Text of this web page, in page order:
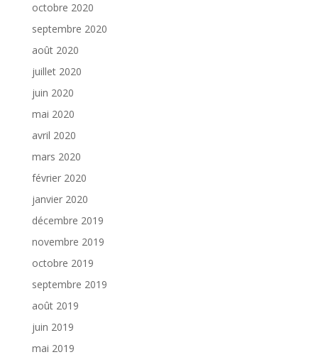
octobre 2020
septembre 2020
août 2020
juillet 2020
juin 2020
mai 2020
avril 2020
mars 2020
février 2020
janvier 2020
décembre 2019
novembre 2019
octobre 2019
septembre 2019
août 2019
juin 2019
mai 2019